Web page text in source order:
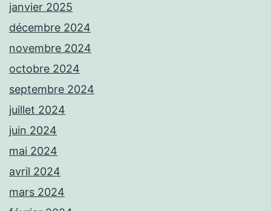
janvier 2025
décembre 2024
novembre 2024
octobre 2024
septembre 2024
juillet 2024
juin 2024
mai 2024
avril 2024
mars 2024